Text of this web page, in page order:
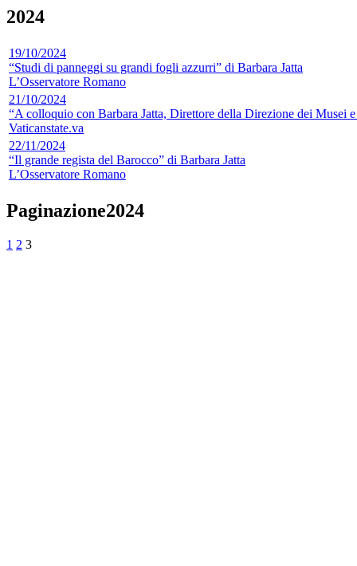
2024
19/10/2024
“Studi di panneggi su grandi fogli azzurri” di Barbara Jatta
L’Osservatore Romano
21/10/2024
“A colloquio con Barbara Jatta, Direttore della Direzione dei Musei
Vaticanstate.va
22/11/2024
“Il grande regista del Barocco” di Barbara Jatta
L’Osservatore Romano
Paginazione2024
1 2 3